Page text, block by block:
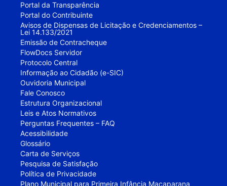
Portal da Transparência
Portal do Contribuinte
Avisos de Dispensas de Licitação e Credenciamentos –
Lei 14.133/2021
Emissão de Contracheque
FlowDocs Servidor
Protocolo Central
Informação ao Cidadão (e-SIC)
Ouvidoria Municipal
Fale Conosco
Estrutura Organizacional
Leis e Atos Normativos
Perguntas Frequentes – FAQ
Acessibilidade
Glossário
Carta de Serviços
Pesquisa de Satisfação
Política de Privacidade
Plano Municipal para Primeira Infância Macaparana